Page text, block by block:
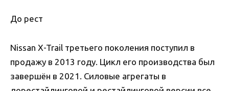
До рест
Nissan X-Trail третьего поколения поступил в
продажу в 2013 году. Цикл его производства был
завершён в 2021. Силовые агрегаты в